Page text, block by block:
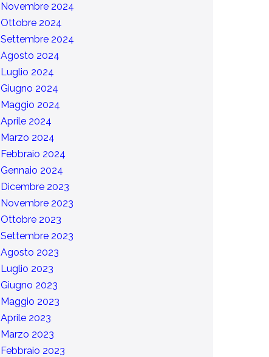
Novembre 2024
Ottobre 2024
Settembre 2024
Agosto 2024
Luglio 2024
Giugno 2024
Maggio 2024
Aprile 2024
Marzo 2024
Febbraio 2024
Gennaio 2024
Dicembre 2023
Novembre 2023
Ottobre 2023
Settembre 2023
Agosto 2023
Luglio 2023
Giugno 2023
Maggio 2023
Aprile 2023
Marzo 2023
Febbraio 2023